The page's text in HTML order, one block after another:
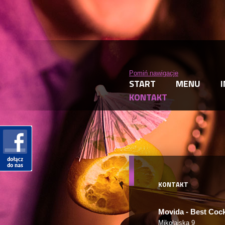
Pomiń nawigacje
START MENU
KONTAKT
KONTAKT
Movida - Best
Mikołajska 9